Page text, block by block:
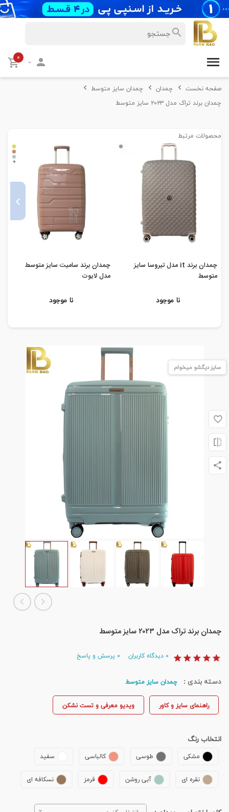
۰
صفحه نخست چمدان
چمدان سایز متوسط
چمدان برند تراک مدل ۲۰۲۳ سایز متوسط
محصولات مرتبط
چمدان برند it مدل تیروسا سایز
متوسط
نا موجود
چمدان برند سامیت سایز متوسط
مدل لایوت
نا موجود
›
سایز دیگشو میخوام
چمدان برند تراک مدل ۲۰۲۳ سایز متوسط
دیدگاه کاربران پرسش و پاسخ
دسته بندی : چمدان سایز متوسط
راهنمای سایز و کاور ویدیو معرفی و تست نشکن
انتخاب رنگ
مشکی طوسی کالباسی سفید
نقره ای آبی روشن قرمز نسکافه ای